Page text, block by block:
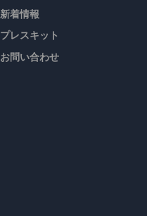
新着情報
プレスキット
お問い合わせ